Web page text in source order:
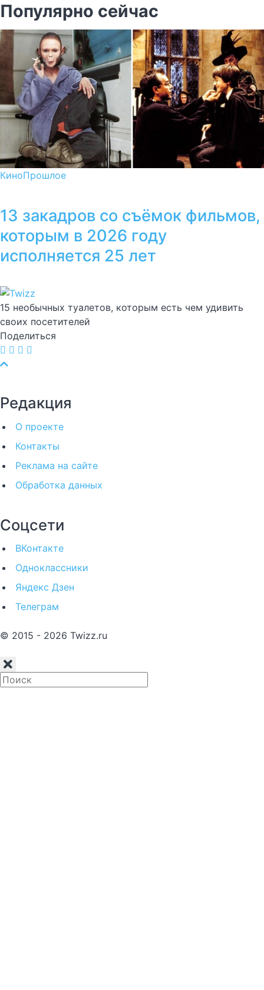
Популярно сейчас
КиноПрошлое
13 закадров со съёмок фильмов,
которым в 2026 году
исполняется 25 лет
15 необычных туалетов, которым есть чем удивить
своих посетителей
Поделиться
Редакция
О проекте
Контакты
Реклама на сайте
Обработка данных
Соцсети
ВКонтакте
Одноклассники
Яндекс Дзен
Телеграм
© 2015 - 2026 Twizz.ru